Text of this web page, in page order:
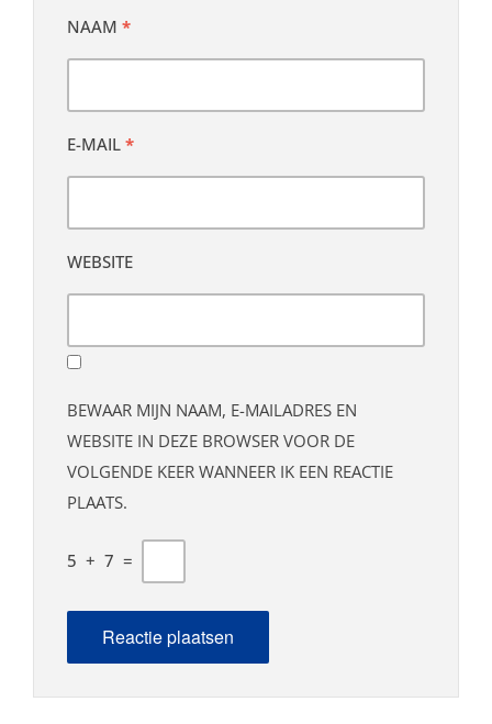
NAAM *
E-MAIL *
WEBSITE
BEWAAR MIJN NAAM, E-MAILADRES EN
WEBSITE IN DEZE BROWSER VOOR DE
VOLGENDE KEER WANNEER IK EEN REACTIE
PLAATS.
5 + 7 =